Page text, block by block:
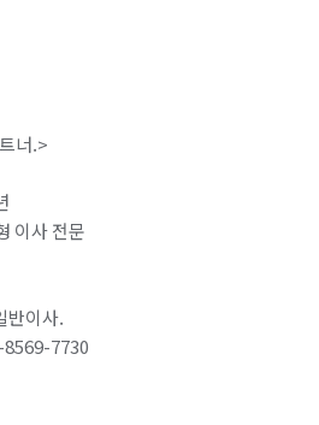
너.>
이사 전문
반이사.
8569-7730